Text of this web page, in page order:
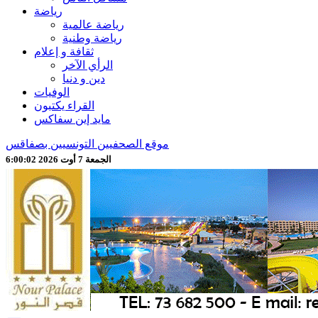
رياضة
رياضة عالمية
رياضة وطنية
ثقافة و إعلام
الرأي الآخر
دين و دنيا
الوفيات
القراء يكتبون
مايد إين سفاكس
موقع الصحفيين التونسيين بصفاقس
الجمعة 7 أوت 2026 6:00:05